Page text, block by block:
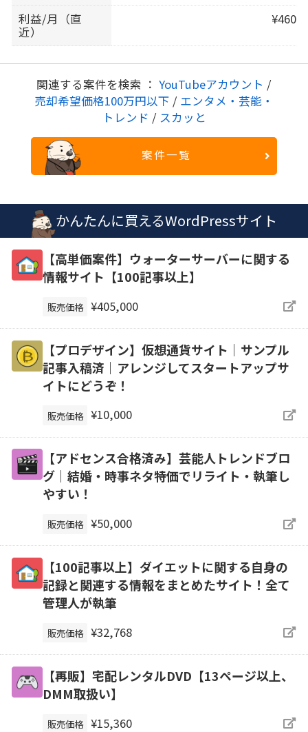
利益/月（直
近）
¥460
関連する案件を検索 ： YouTubeアカウント /
売却希望価格100万円以下 / エンタメ・芸能・
トレンド / スカッと
案件一覧
かんたんに買えるWordPressサイト
【高単価案件】ウォーターサーバーに関する
情報サイト【100記事以上】
販売価格 ¥405,000
【プロデザイン】仮想通貨サイト｜サンプル
記事入稿済｜アレンジしてスタートアップサ
イトにどうぞ！
販売価格 ¥10,000
【アドセンス合格済み】芸能人トレンドブロ
グ｜結婚・時事ネタ特価でリライト・執筆し
やすい！
販売価格 ¥50,000
【100記事以上】ダイエットに関する自身の
記録と関連する情報をまとめたサイト！全て
管理人が執筆
販売価格 ¥32,768
【再販】宅配レンタルDVD【13ページ以上、
DMM取扱い】
販売価格 ¥15,360